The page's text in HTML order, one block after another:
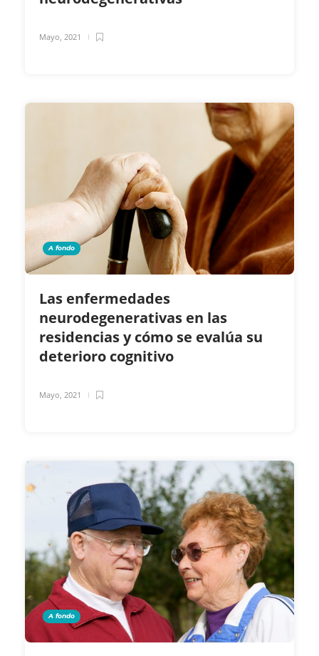
Mayo, 2021
A fondo
Las enfermedades
neurodegenerativas en las
residencias y cómo se evalúa su
deterioro cognitivo
Mayo, 2021
A fondo